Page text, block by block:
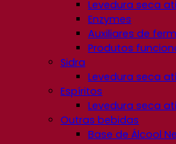
Levedura seca
Enzymes
Auxiliares de
Produtos
Sidra
Levedura seca
Espíritos
Levedura seca
Outras bebidas
Base de Álcool